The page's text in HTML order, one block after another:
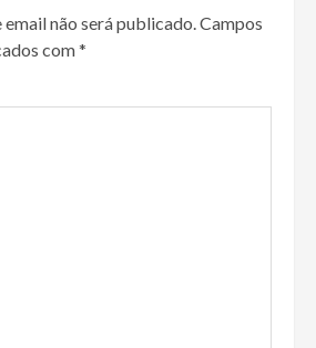
email não será publicado.Campos
com*